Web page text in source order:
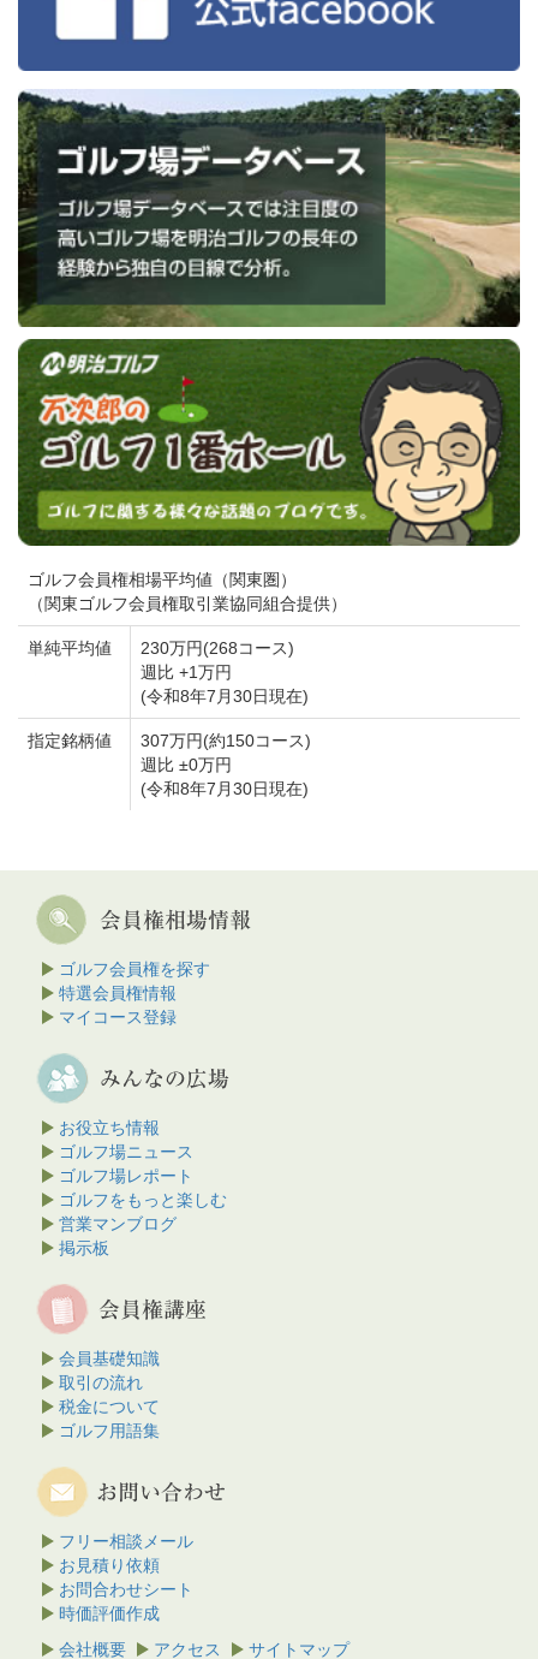
ゴルフ会員権相場平均値（関東圏）
（関東ゴルフ会員権取引業協同組合提供）
単純平均値
230万円(268コース)
週比 +1万円
(令和8年7月30日現在)
指定銘柄値
307万円(約150コース)
週比 ±0万円
(令和8年7月30日現在)
ゴルフ会員権を探す
特選会員権情報
マイコース登録
お役立ち情報
ゴルフ場ニュース
ゴルフ場レポート
ゴルフをもっと楽しむ
営業マンブログ
掲示板
会員基礎知識
取引の流れ
税金について
ゴルフ用語集
フリー相談メール
お見積り依頼
お問合わせシート
時価評価作成
会社概要
アクセス サイトマップ